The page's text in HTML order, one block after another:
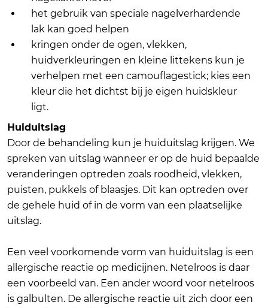
het gebruik van speciale nagelverhardende
lak kan goed helpen
kringen onder de ogen, vlekken,
huidverkleuringen en kleine littekens kun je
verhelpen met een camouflagestick; kies een
kleur die het dichtst bij je eigen huidskleur
ligt.
Huiduitslag
Door de behandeling kun je huiduitslag krijgen. We
spreken van uitslag wanneer er op de huid bepaalde
veranderingen optreden zoals roodheid, vlekken,
puisten, pukkels of blaasjes. Dit kan optreden over
de gehele huid of in de vorm van een plaatselijke
uitslag.
Een veel voorkomende vorm van huiduitslag is een
allergische reactie op medicijnen. Netelroos is daar
een voorbeeld van. Een ander woord voor netelroos
is galbulten. De allergische reactie uit zich door een